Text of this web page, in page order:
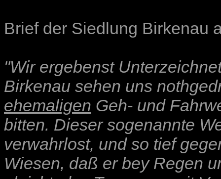
Brief der Siedlung Birkenau
"Wir ergebenst
Birkenau sehen uns
ehemaligen Geh- und
bitten. Dieser sogenannte
verwahrlost, und so tief
Wiesen, daß er bey Regen